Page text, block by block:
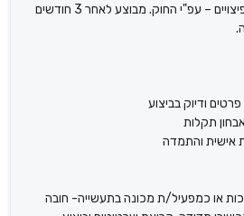
- ביטוח פנסיוני והפרשה לפיצויים – עפ"י החוק. מבוצע לאחר 3 חודשים
ודיוק בביצוע
תקלות
אישית והתמדה
או כמפעיל/ת מכונה בתעשייה- חובה